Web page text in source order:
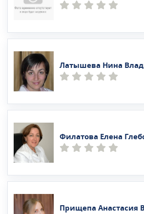
Латышева Нина
Филатова Елена
Прищепа Анастасия